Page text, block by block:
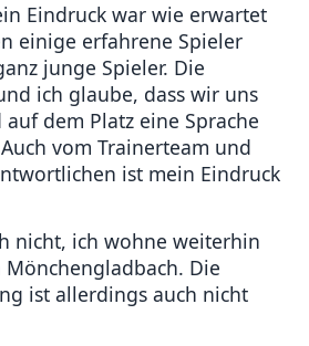
Eindruck war wie erwartet
einige erfahrene Spieler
junge Spieler. Die
ich glaube, dass wir uns
dem Platz eine Sprache
vom Trainerteam und
ist mein Eindruck
nicht, ich wohne weiterhin
Die
ist allerdings auch nicht